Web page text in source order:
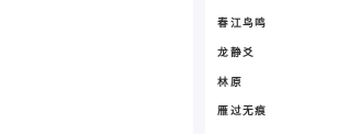
春江鸟鸣
龙静爻
林原
雁过无痕